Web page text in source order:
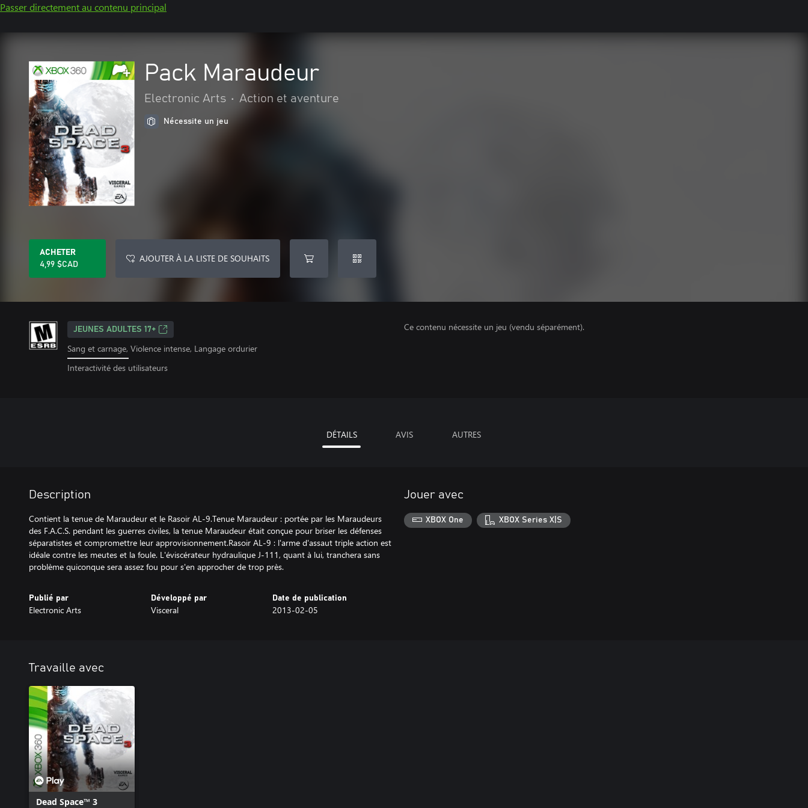
Passer directement au contenu principal
Pack Maraudeur
Electronic Arts • Action et aventure
Nécessite un jeu
ACHETER
4,99 $CAD
AJOUTER À LA LISTE DE SOUHAITS
JEUNES ADULTES 17+
Sang et carnage, Violence intense, Langage ordurier
Interactivité des utilisateurs
Ce contenu nécessite un jeu (vendu séparément).
DÉTAILS AVIS AUTRES
Description
Contient la tenue de Maraudeur et le Rasoir AL-9.Tenue Maraudeur : portée par les Maraudeurs
des F.A.C.S. pendant les guerres civiles, la tenue Maraudeur était conçue pour briser les défenses
séparatistes et compromettre leur approvisionnement.Rasoir AL-9 : l'arme d'assaut triple action est
idéale contre les meutes et la foule. L'éviscérateur hydraulique J-111, quant à lui, tranchera sans
problème quiconque sera assez fou pour s'en approcher de trop près.
Publié par
Electronic Arts
Développé par
Visceral
Date de publication
2013-02-05
Jouer avec
XBOX One XBOX Series X|S
Travaille avec
Dead Space™ 3